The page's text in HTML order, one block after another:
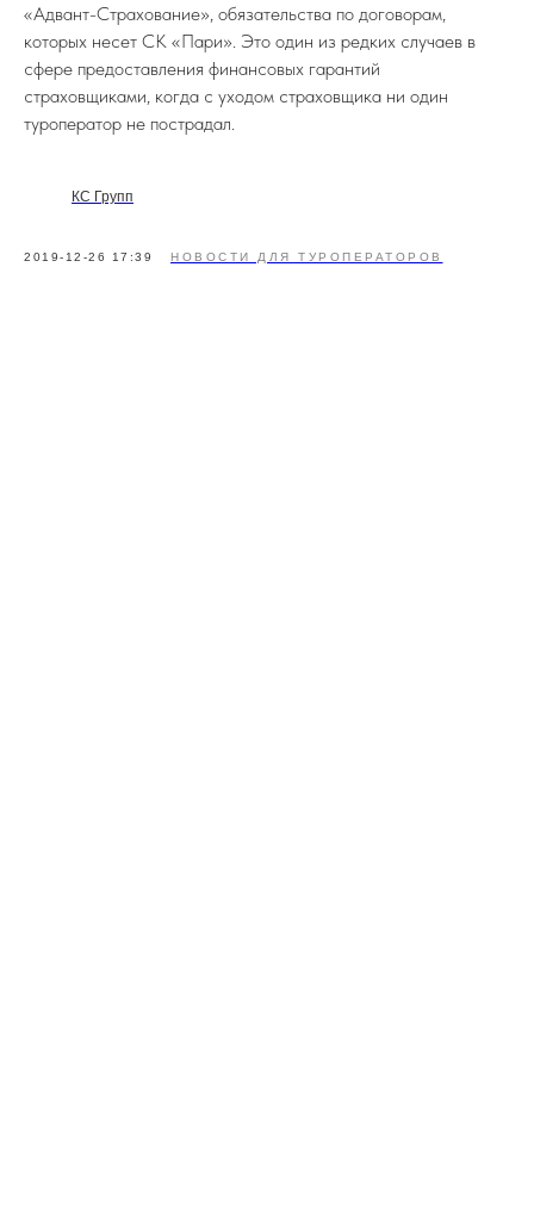
«Адвант-Страхование», обязательства по договорам,
которых несет СК «Пари». Это один из редких случаев в
сфере предоставления финансовых гарантий
страховщиками, когда с уходом страховщика ни один
туроператор не пострадал.
КС Групп
2019-12-26 17:39 НОВОСТИ ДЛЯ ТУРОПЕРАТОРОВ